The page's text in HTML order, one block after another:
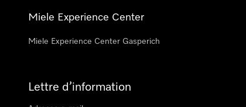
Miele Experience Center
Miele Experience Center Gasperich
Lettre d’information